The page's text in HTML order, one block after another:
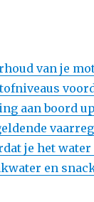
van je
aan boord
je het water
en